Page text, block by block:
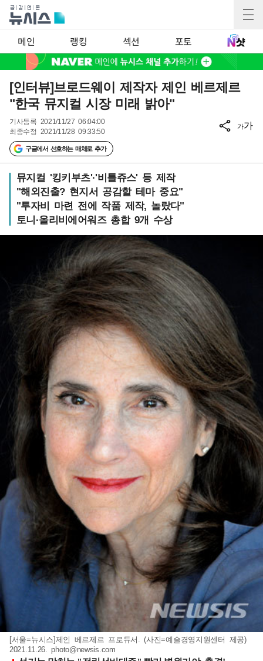
메인 랭킹 섹션 포토
[인터뷰]브로드웨이 제작자 제인 베르제르
"한국 뮤지컬 시장 미래 밝아"
기사등록 2021/11/27 06:04:00
최종수정 2021/11/28 09:33:50
구글에서 선호하는 매체로 추가
가가
뮤지컬 '킹키부츠'·'비틀쥬스' 등 제작
"해외진출? 현지서 공감할 테마 중요"
"투자비 마련 전에 작품 제작, 놀랐다"
토니·올리비에어워즈 총합 9개 수상
[서울=뉴시스]제인 베르제르 프로듀서. (사진=예술경영지원센터 제공)
2021.11.26.photo@newsis.com